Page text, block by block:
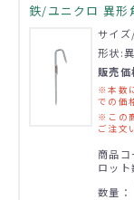
鉄/ユニクロ 異形
サイ
形状:
販売
※本数
での価
※この
ご注文
商品コ
ロッ
数量：